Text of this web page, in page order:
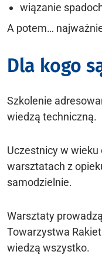
wiązanie
A potem…
Dla kogo
Szkolenie
wiedzą techniczną.
Uczestnicy w
warsztatach z
samodzielnie.
Warsztaty
Towarzystwa
wiedzą wszystko.